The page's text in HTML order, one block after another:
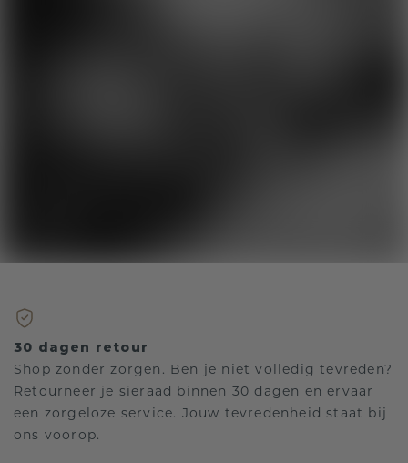
30 dagen retour
Shop zonder zorgen. Ben je niet volledig tevreden?
Retourneer je sieraad binnen 30 dagen en ervaar
een zorgeloze service. Jouw tevredenheid staat bij
ons voorop.